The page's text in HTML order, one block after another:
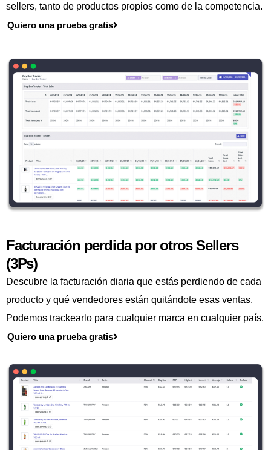
sellers, tanto de productos propios como de la competencia.
Quiero una prueba gratis
Facturación perdida por otros Sellers
(3Ps)
Descubre la facturación diaria que estás perdiendo de cada
producto y qué vendedores están quitándote esas ventas.
Podemos trackearlo para cualquier marca en cualquier país.
Quiero una prueba gratis